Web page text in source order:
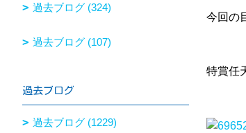
今回の
特賞任
過去ブログ (324)
過去ブログ (107)
過去ブログ
過去ブログ (1229)